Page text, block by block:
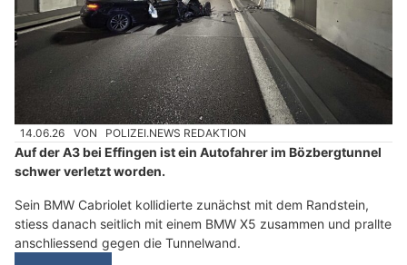
14.06.26 VON POLIZEI.NEWS REDAKTION
Auf der A3 bei Effingen ist ein Autofahrer im Bözbergtunnel
schwer verletzt worden.
Sein BMW Cabriolet kollidierte zunächst mit dem Randstein,
stiess danach seitlich mit einem BMW X5 zusammen und prallte
anschliessend gegen die Tunnelwand.